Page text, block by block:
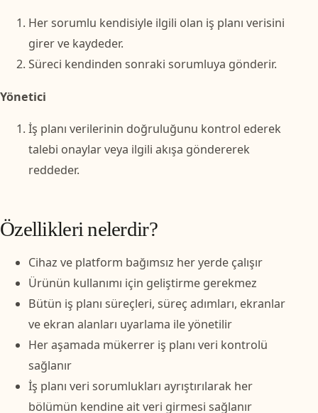
Her sorumlu kendisiyle ilgili olan iş planı verisini
girer ve kaydeder.
Süreci kendinden sonraki sorumluya gönderir.
Yönetici
İş planı verilerinin doğruluğunu kontrol ederek
talebi onaylar veya ilgili akışa göndererek
reddeder.
Özellikleri nelerdir?
Cihaz ve platform bağımsız her yerde çalışır
Ürünün kullanımı için geliştirme gerekmez
Bütün iş planı süreçleri, süreç adımları, ekranlar
ve ekran alanları uyarlama ile yönetilir
Her aşamada mükerrer iş planı veri kontrolü
sağlanır
İş planı veri sorumlukları ayrıştırılarak her
bölümün kendine ait veri girmesi sağlanır